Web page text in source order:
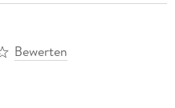
Bewerten